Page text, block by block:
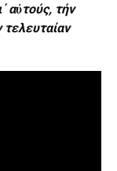
αὐτούς, τήν